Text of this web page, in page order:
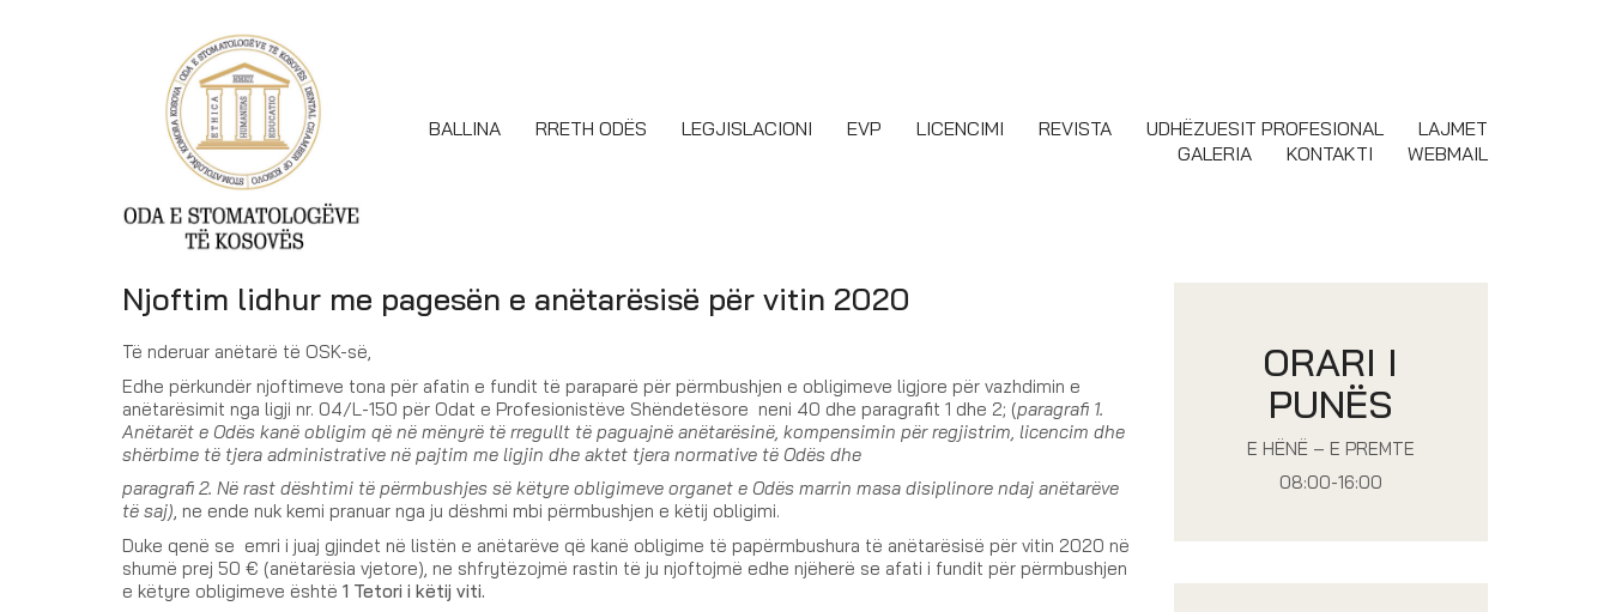
BALLINA RRETH ODËS LEGJISLACIONI EVP LICENCIMI REVISTA UDHËZUESIT PROFESIONAL
LAJMET
GALERIA
KONTAKTI WEBMAIL
Njoftim lidhur me pagesën e anëtarësisë për vitin 2020
Të nderuar anëtarë të OSK-së,
Edhe përkundër njoftimeve tona për afatin e fundit të paraparë për përmbushjen e obligimeve ligjore për vazhdimin e
anëtarësimit nga ligji nr. 04/L-150 për Odat e Profesionistëve Shëndetësore neni 40 dhe paragrafit 1 dhe 2; (paragrafi 1.
Anëtarët e Odës kanë obligim që në mënyrë të rregullt të paguajnë anëtarësinë, kompensimin për regjistrim, licencim dhe
shërbime të tjera administrative në pajtim me ligjin dhe aktet tjera normative të Odës dhe
paragrafi 2. Në rast dështimi të përmbushjes së këtyre obligimeve organet e Odës marrin masa disiplinore ndaj anëtarëve
të saj), ne ende nuk kemi pranuar nga ju dëshmi mbi përmbushjen e këtij obligimi.
Duke qenë se emri i juaj gjindet në listën e anëtarëve që kanë obligime të papërmbushura të anëtarësisë për vitin 2020 në
shumë prej 50 € (anëtarësia vjetore), ne shfrytëzojmë rastin të ju njoftojmë edhe njëherë se afati i fundit për përmbushjen
e këtyre obligimeve është 1 Tetori i këtij viti.
ORARI I
PUNËS
E HËNË – E PREMTE
08:00-16:00